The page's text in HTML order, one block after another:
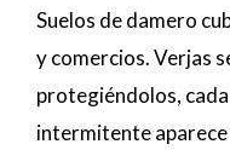
Suelos de damero
y comercios. Verjas
protegiéndolos,
intermitente aparece